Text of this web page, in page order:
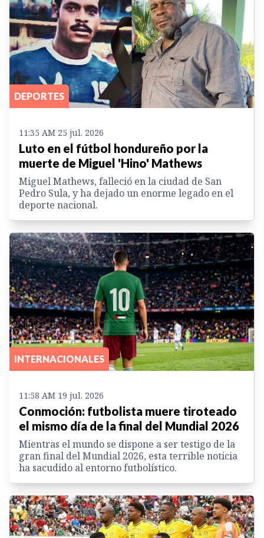
DEPORTES
11:35 AM 25 jul. 2026
Luto en el fútbol hondureño por la
muerte de Miguel 'Hino' Mathews
Miguel Mathews, falleció en la ciudad de San
Pedro Sula, y ha dejado un enorme legado en el
deporte nacional.
INTERNACIONALES
11:58 AM 19 jul. 2026
Conmoción: futbolista muere tiroteado
el mismo día de la final del Mundial 2026
Mientras el mundo se dispone a ser testigo de la
gran final del Mundial 2026, esta terrible noticia
ha sacudido al entorno futbolístico.